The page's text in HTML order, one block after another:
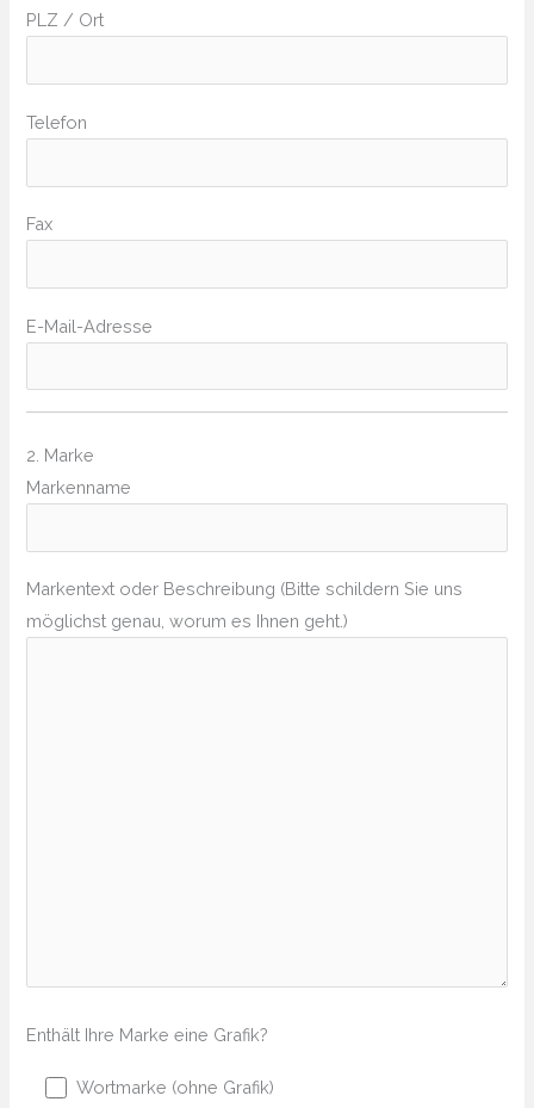
PLZ / Ort
Telefon
Fax
E-Mail-Adresse
2. Marke
Markenname
Markentext oder Beschreibung (Bitte schildern Sie uns
möglichst genau, worum es Ihnen geht.)
Enthält Ihre Marke eine Grafik?
Wortmarke (ohne Grafik)